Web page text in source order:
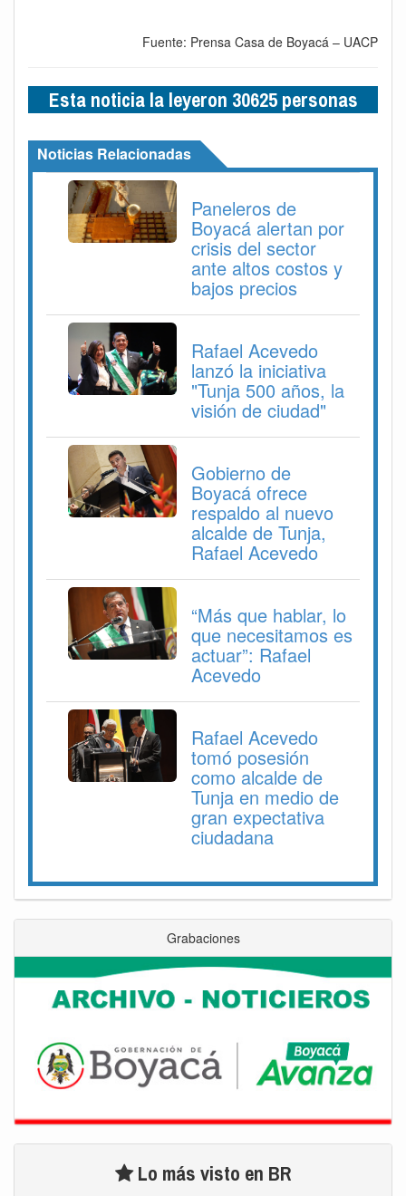
Fuente: Prensa Casa de Boyacá – UACP
Esta noticia la leyeron 30625 personas
Noticias Relacionadas
Paneleros de
Boyacá alertan por
crisis del sector
ante altos costos y
bajos precios
Rafael Acevedo
lanzó la iniciativa
"Tunja 500 años, la
visión de ciudad"
Gobierno de
Boyacá ofrece
respaldo al nuevo
alcalde de Tunja,
Rafael Acevedo
“Más que hablar, lo
que necesitamos es
actuar”: Rafael
Acevedo
Rafael Acevedo
tomó posesión
como alcalde de
Tunja en medio de
gran expectativa
ciudadana
Grabaciones
Lo más visto en BR